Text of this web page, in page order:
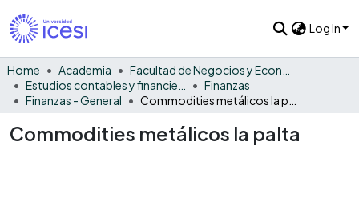
Log In
Home Academia
Finanzas
Finanzas - General
Commodities metálicos la palta